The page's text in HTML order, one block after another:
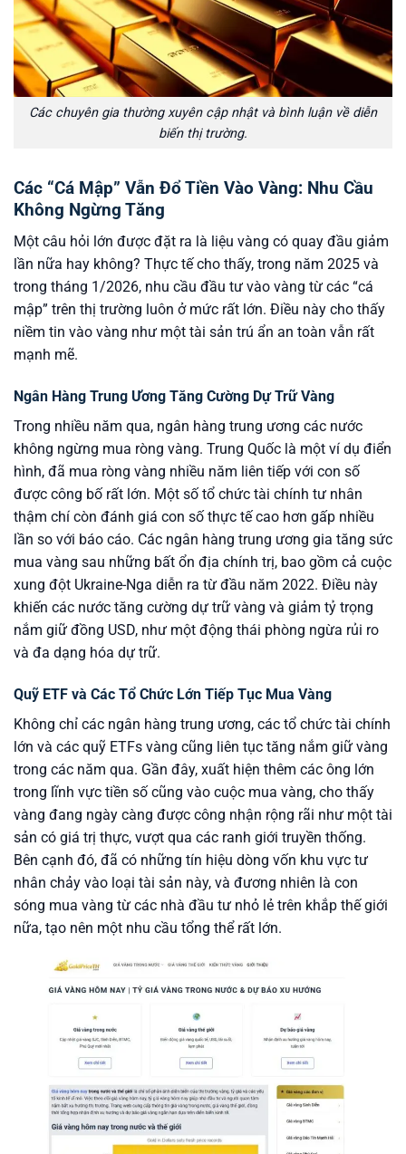
Các chuyên gia thường xuyên cập nhật và bình luận về diễn
biến thị trường.
Các “Cá Mập” Vẫn Đổ Tiền Vào Vàng: Nhu Cầu
Không Ngừng Tăng
Một câu hỏi lớn được đặt ra là liệu vàng có quay đầu giảm
lần nữa hay không? Thực tế cho thấy, trong năm 2025 và
trong tháng 1/2026, nhu cầu đầu tư vào vàng từ các “cá
mập” trên thị trường luôn ở mức rất lớn. Điều này cho thấy
niềm tin vào vàng như một tài sản trú ẩn an toàn vẫn rất
mạnh mẽ.
Ngân Hàng Trung Ương Tăng Cường Dự Trữ Vàng
Trong nhiều năm qua, ngân hàng trung ương các nước
không ngừng mua ròng vàng. Trung Quốc là một ví dụ điển
hình, đã mua ròng vàng nhiều năm liên tiếp với con số
được công bố rất lớn. Một số tổ chức tài chính tư nhân
thậm chí còn đánh giá con số thực tế cao hơn gấp nhiều
lần so với báo cáo. Các ngân hàng trung ương gia tăng sức
mua vàng sau những bất ổn địa chính trị, bao gồm cả cuộc
xung đột Ukraine-Nga diễn ra từ đầu năm 2022. Điều này
khiến các nước tăng cường dự trữ vàng và giảm tỷ trọng
nắm giữ đồng USD, như một động thái phòng ngừa rủi ro
và đa dạng hóa dự trữ.
Quỹ ETF và Các Tổ Chức Lớn Tiếp Tục Mua Vàng
Không chỉ các ngân hàng trung ương, các tổ chức tài chính
lớn và các quỹ ETFs vàng cũng liên tục tăng nắm giữ vàng
trong các năm qua. Gần đây, xuất hiện thêm các ông lớn
trong lĩnh vực tiền số cũng vào cuộc mua vàng, cho thấy
vàng đang ngày càng được công nhận rộng rãi như một tài
sản có giá trị thực, vượt qua các ranh giới truyền thống.
Bên cạnh đó, đã có những tín hiệu dòng vốn khu vực tư
nhân chảy vào loại tài sản này, và đương nhiên là con
sóng mua vàng từ các nhà đầu tư nhỏ lẻ trên khắp thế giới
nữa, tạo nên một nhu cầu tổng thể rất lớn.